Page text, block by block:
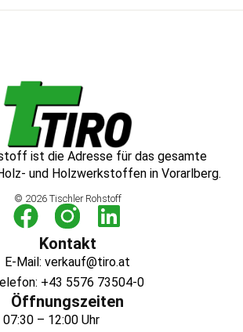
ist die Adresse für das gesamte
und Holzwerkstoffen in Vorarlberg.
© 2026 Tischler Rohstoff
Öffnungszeiten
07:30 – 12:00 Uhr
Kontakt
E-Mail: verkauf@tiro.at
+43 5576 73504-0